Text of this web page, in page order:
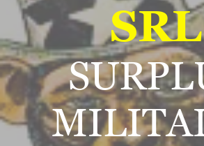
SRL